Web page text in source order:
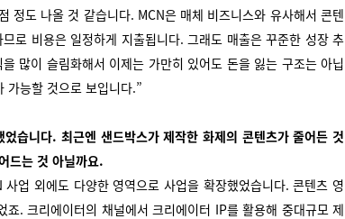
정도 나올 것 같습니다. MCN은 매체 비즈니스와 유사해서 콘텐
로 비용은 일정하게 지출됩니다. 그래도 매출은 꾸준한 성장 추
많이 슬림화해서 이제는 가만히 있어도 돈을 잃는 구조는 아닙
가능할 것으로 보입니다.”
습니다. 최근엔 샌드박스가 제작한 화제의 콘텐츠가 줄어든 것
드는 것 아닐까요.
업 외에도 다양한 영역으로 사업을 확장했었습니다. 콘텐츠 영
. 크리에이터의 채널에서 크리에이터 IP를 활용해 중대규모 제